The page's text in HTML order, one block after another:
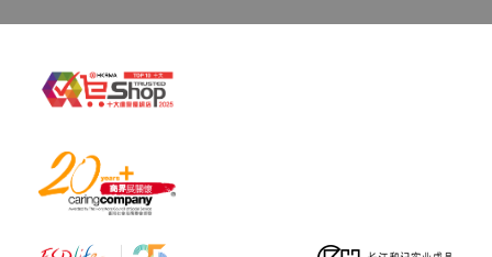
特性及功效
学使用，有助减肥特别是降低腹部脂肪囤积
✅质量保证，全球唯一有注册的#911号、#912号
种子，供应商道德项目监管，每年只采摘两次成熟
的种子